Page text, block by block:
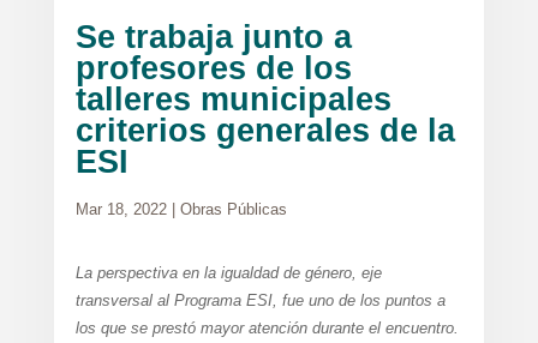
Se trabaja junto a
profesores de los
talleres municipales
criterios generales de la
ESI
Mar 18, 2022| Obras Públicas
La perspectiva en la igualdad de género, eje
transversal al Programa ESI, fue uno de los puntos a
los que se prestó mayor atención durante el encuentro.